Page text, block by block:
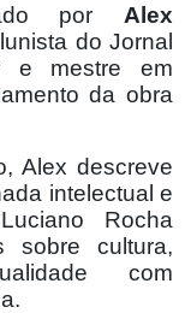
por Alex
do Jornal
e mestre em
da obra
Alex descreve
intelectual e
Rocha
sobre cultura,
com